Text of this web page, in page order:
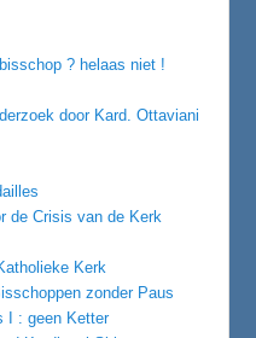
? helaas niet !
door Kard. Ottaviani
de Crisis van de Kerk
Kerk
zonder Paus
I : geen Ketter